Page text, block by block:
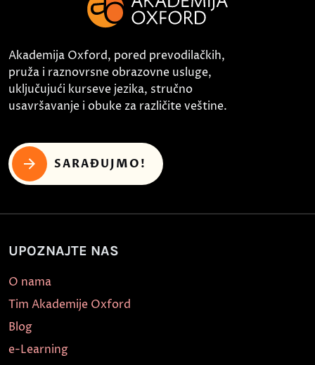
Akademija Oxford, pored prevodilačkih,
pruža i raznovrsne obrazovne usluge,
uključujući kurseve jezika, stručno
usavršavanje i obuke za različite veštine.
SARAĐUJMO!
UPOZNAJTE NAS
O nama
Tim Akademije Oxford
Blog
e-Learning